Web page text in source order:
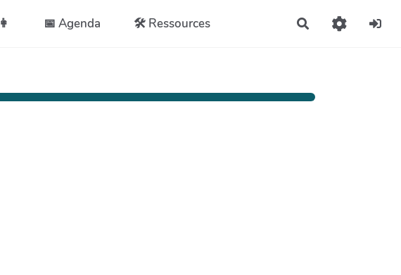
📅 Agenda 🛠️ Ressources Rechercher